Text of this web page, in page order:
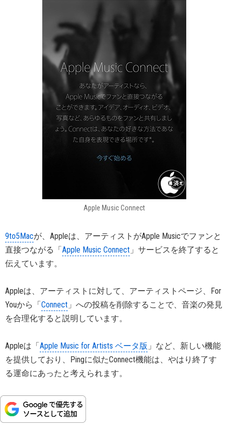
Apple Music Connect
9to5Macが、Appleは、アーティストがApple Musicでファンと
直接つながる「Apple Music Connect 」サービスを終了すると
伝えています。
Appleは、アーティストに対して、アーティストページ、For
Youから「Connect 」への投稿を削除することで、音楽の発見
を合理化すると説明しています。
Appleは「Apple Music for Artists ベータ版 」など、新しい機能
を提供しており、Pingに似たConnect機能は、やはり終了す
る運命にあったと考えられます。